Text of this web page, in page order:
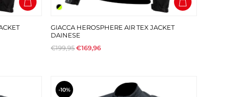
GIACCA HEROSPHERE AIR TEX JACKET
DAINESE
€199,95€169,96
-10%